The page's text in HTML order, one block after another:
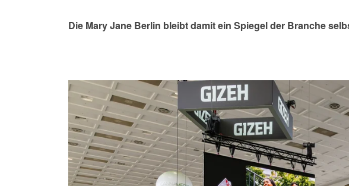
Die Mary Jane Berlin bleibt damit ein Spiegel der Branche